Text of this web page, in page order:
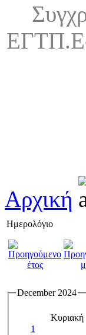
ΕΓΤΠ.Ε-
Αρχική
Ημερολόγιο
December 2024
Κυριακή
1